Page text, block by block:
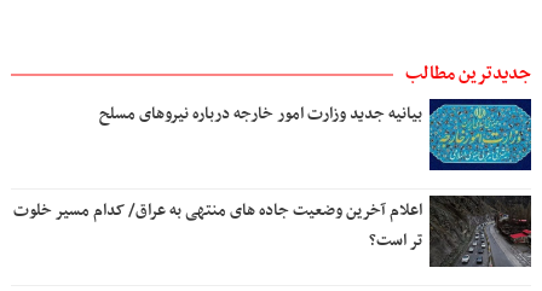
جدیدترین مطالب
بیانیه جدید وزارت امور خارجه درباره نیروهای مسلح
اعلام آخرین وضعیت جاده های منتهی به عراق/ کدام مسیر خلوت
تر است؟